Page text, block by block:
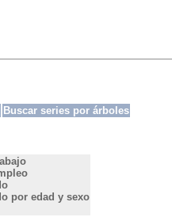
Buscar series por árboles
por edad y sexo